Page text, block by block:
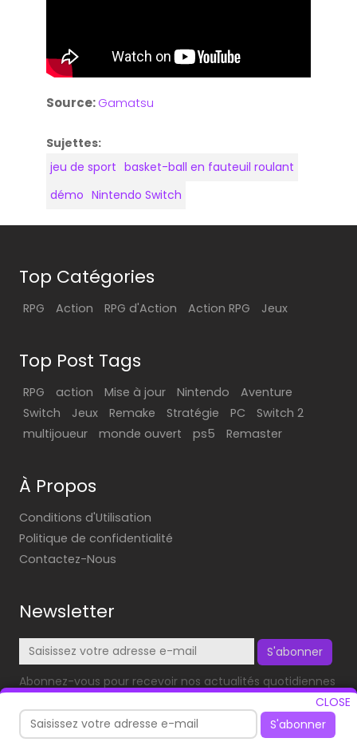
Source:Gamatsu
Sujettes:
jeu de sport basket-ball en fauteuil roulant
démo Nintendo Switch
CLOSE
S'abonner
Top Catégories
RPG Action RPG d'Action Action RPG Jeux
Top Post Tags
RPG action Mise à jour Nintendo
Aventure
Switch
Jeux Remake Stratégie PC
Switch 2
multijoueur
monde ouvert ps5 Remaster
À Propos
Conditions d'Utilisation
Politique de confidentialité
Contactez-Nous
Newsletter
S'abonner
Abonnez-vous pour recevoir nos actualités quotidiennes